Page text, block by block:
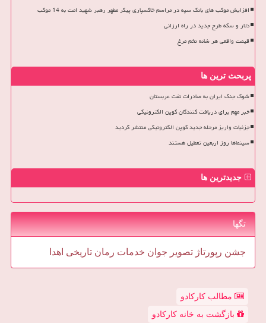
افزایش موکب های بانک سپه در مراسم خاکسپاری پیکر مطهر رهبر شهید امت به 14 موکب
دلار و سکه طرح جدید در راه ارزانی
قیمت واقعی هر شانه تخم مرغ
پربحث ترین ها
شوک جنگ ایران به صادرات نفت عربستان
خبر مهم برای دریافت کنندگان کوپن الکترونیکی
جزئیات واریز مرحله جدید کوپن الکترونیکی منتشر گردید
سینماها روز اربعین تعطیل هستند
جدیدترین ها
تگها
جشن رپورتاژ تصویر جوان خدمات رمان تاریخی اهدا
مطالب کارکادو
بازگشت به خانه کارکادو